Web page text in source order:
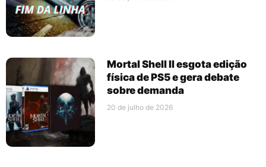
Mortal Shell II esgota edição
física de PS5 e gera debate
sobre demanda
20 de julho de 2026